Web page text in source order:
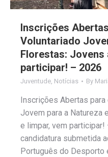
Inscrições
Voluntariado
Florestas: Jovens
participar! – 2026
Juventude, Notícias By
Inscrições Abertas
Jovem para a Natureza
e limpar, vem
candidatura submetida
Português do Desporto